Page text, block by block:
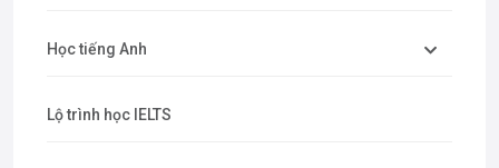
Học tiếng Anh
Lộ trình học IELTS